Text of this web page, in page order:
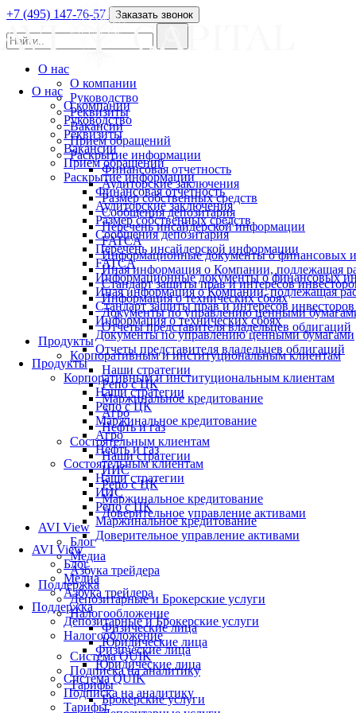
О нас
О компании
Руководство
Реквизиты
Вакансии
Прием обращений
Раскрытие информации
Финансовая отчетность
Аудиторские заключения
Размер собственных средств
Сообщения депозитария
Перечень инсайдерской информации
FATCA
Информационные документы о финансовых
Иная информация о Компании, подлежащая
Стандарт защиты прав и интересов инвесторов
Информация о технических сбоях
Документы по управлению ценными бумагами
Отчеты представителя владельцев облигаций
Продукты
Корпоративным и институциональным клиентам
Наши стратегии
Репо с ЦК
Маржинальное кредитование
Агро
Нефть и газ
Состоятельным клиентам
Наши стратегии
ИИС
Репо с ЦК
Маржинальное кредитование
Доверительное управление активами
AVI View
Блог
Медиа
Азбука трейдера
Поддержка
Депозитарные и Брокерские услуги
Налогообложение
Физические лица
Юридические лица
Система QUIK
Подписка на аналитику
Тарифы
+7 (495) 147-76-57 Заказать звонок
О нас
О компании
Руководство
Реквизиты
Вакансии
Прием обращений
Раскрытие информации
Финансовая отчетность
Аудиторские заключения
Размер собственных средств
Сообщения депозитария
Перечень инсайдерской информации
FATCA
Информационные документы о финансовых
Иная информация о Компании, подлежащая
Стандарт защиты прав и интересов
Информация о технических сбоях
Документы по управлению ценными
Отчеты представителя владельцев облигаций
Продукты
Корпоративным и институциональным клиентам
Наши стратегии
Репо с ЦК
Маржинальное кредитование
Агро
Нефть и газ
Состоятельным клиентам
Наши стратегии
ИИС
Репо с ЦК
Маржинальное кредитование
Доверительное управление активами
AVI View
Блог
Медиа
Азбука трейдера
Поддержка
Депозитарные и Брокерские услуги
Налогообложение
Физические лица
Юридические лица
Система QUIK
Подписка на аналитику
Тарифы
Брокерские услуги